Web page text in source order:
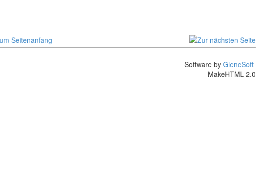
Software by GleneSoft
MakeHTML 2.0